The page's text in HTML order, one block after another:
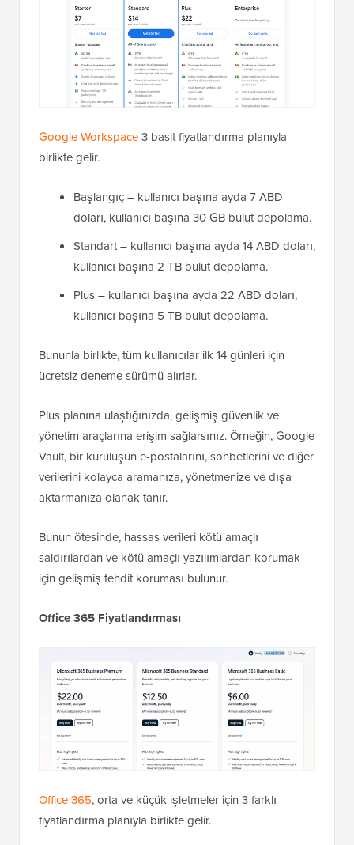
Google Workspace3 basit fiyatlandırma planıyla
birlikte gelir.
Başlangıç – kullanıcı başına ayda 7 ABD
doları, kullanıcı başına 30 GB bulut depolama.
Standart – kullanıcı başına ayda 14 ABD doları,
kullanıcı başına 2 TB bulut depolama.
Plus – kullanıcı başına ayda 22 ABD doları,
kullanıcı başına 5 TB bulut depolama.
Bununla birlikte, tüm kullanıcılar ilk 14 günleri için
ücretsiz deneme sürümü alırlar.
Plus planına ulaştığınızda, gelişmiş güvenlik ve
yönetim araçlarına erişim sağlarsınız. Örneğin, Google
Vault, bir kuruluşun e-postalarını, sohbetlerini ve diğer
verilerini kolayca aramanıza, yönetmenize ve dışa
aktarmanıza olanak tanır.
Bunun ötesinde, hassas verileri kötü amaçlı
saldırılardan ve kötü amaçlı yazılımlardan korumak
için gelişmiş tehdit koruması bulunur.
Office 365 Fiyatlandırması
Office 365, orta ve küçük işletmeler için 3 farklı
fiyatlandırma planıyla birlikte gelir.